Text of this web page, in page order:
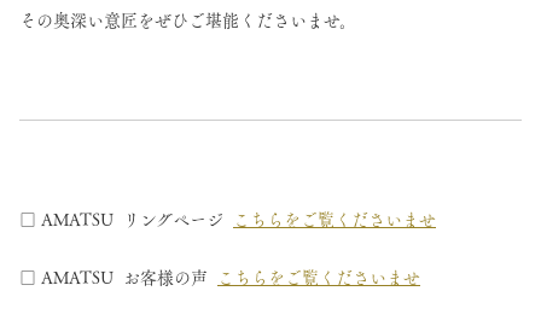
その奥深い意匠をぜひご堪能くださいませ。
□ AMATSU リングページ こちらをご覧くださいませ
□ AMATSU お客様の声 こちらをご覧くださいませ